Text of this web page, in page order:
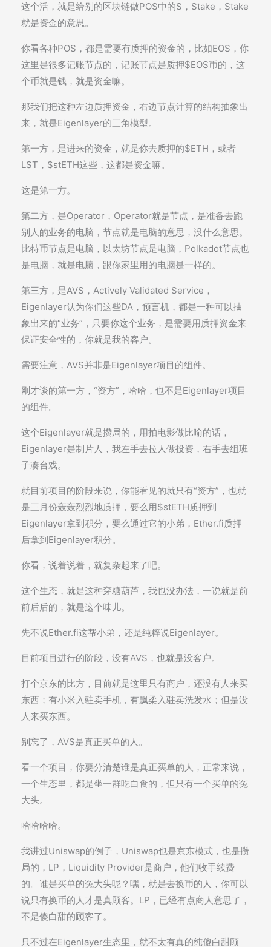
这个活，就是给别的区块链做POS中的S，Stake，Stake
就是资金的意思。
你看各种POS，都是需要有质押的资金的，比如EOS，你
这里是很多记账节点的，记账节点是质押$EOS币的，这
个币就是钱，就是资金嘛。
那我们把这种左边质押资金，右边节点计算的结构抽象出
来，就是Eigenlayer的三角模型。
第一方，是进来的资金，就是你去质押的$ETH，或者
LST，$stETH这些，这都是资金嘛。
这是第一方。
第二方，是Operator，Operator就是节点，是准备去跑
别人的业务的电脑，节点就是电脑的意思，没什么意思。
比特币节点是电脑，以太坊节点是电脑，Polkadot节点也
是电脑，就是电脑，跟你家里用的电脑是一样的。
第三方，是AVS，Actively Validated Service，
Eigenlayer认为你们这些DA，预言机，都是一种可以抽
象出来的“业务”，只要你这个业务，是需要用质押资金来
保证安全性的，你就是我的客户。
需要注意，AVS并非是Eigenlayer项目的组件。
刚才谈的第一方，“资方”，哈哈，也不是Eigenlayer项目
的组件。
这个Eigenlayer就是攒局的，用拍电影做比喻的话，
Eigenlayer是制片人，我左手去拉人做投资，右手去组班
子凑台戏。
就目前项目的阶段来说，你能看见的就只有“资方”，也就
是三月份轰轰烈烈地质押，要么用$stETH质押到
Eigenlayer拿到积分，要么通过它的小弟，Ether.fi质押
后拿到Eigenlayer积分。
你看，说着说着，就复杂起来了吧。
这个生态，就是这种穿糖葫芦，我也没办法，一说就是前
前后后的，就是这个味儿。
先不说Ether.fi这帮小弟，还是纯粹说Eigenlayer。
目前项目进行的阶段，没有AVS，也就是没客户。
打个京东的比方，目前就是这里只有商户，还没有人来买
东西；有小米入驻卖手机，有飘柔入驻卖洗发水；但是没
人来买东西。
别忘了，AVS是真正买单的人。
看一个项目，你要分清楚谁是真正买单的人，正常来说，
一个生态里，都是坐一群吃白食的，但只有一个买单的冤
大头。
哈哈哈哈。
我讲过Uniswap的例子，Uniswap也是京东模式，也是攒
局的，LP，Liquidity Provider是商户，他们收手续费
的。谁是买单的冤大头呢？嘿，就是去换币的人，你可以
说只有换币的人才是真顾客。LP，已经有点商人意思了，
不是傻白甜的顾客了。
只不过在Eigenlayer生态里，就不太有真的纯傻白甜顾